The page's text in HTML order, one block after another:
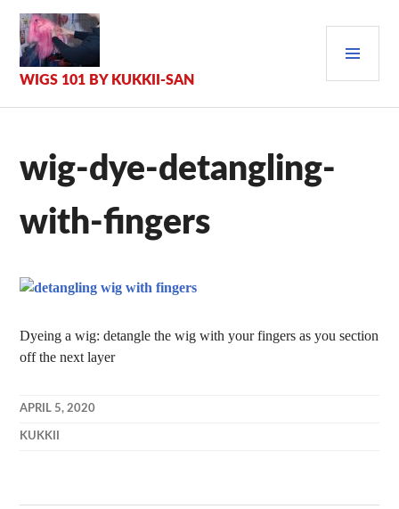
Inhalt
springen
WIGS 101 BY KUKKII-SAN
wig-dye-detangling-
with-fingers
Dyeing a wig: detangle the wig with your fingers as you section
off the next layer
APRIL 5, 2020
KUKKII